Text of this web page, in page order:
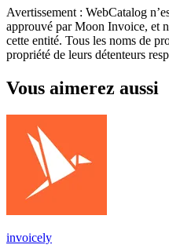
Avertissement : WebCatalog
approuvé par Moon Invoice, et
cette entité. Tous les noms de
propriété de leurs détenteurs
Vous aimerez aussi
invoicely